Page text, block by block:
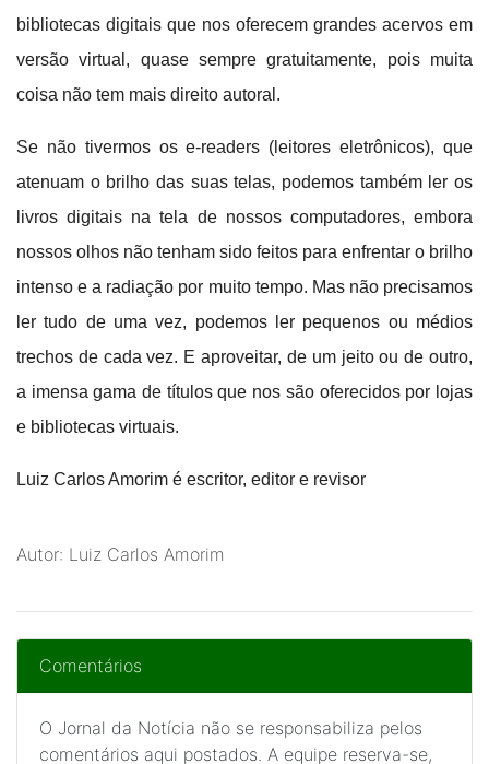
bibliotecas digitais que nos oferecem grandes acervos em
versão virtual, quase sempre gratuitamente, pois muita
coisa não tem mais direito autoral.
Se não tivermos os e-readers (leitores eletrônicos), que
atenuam o brilho das suas telas, podemos também ler os
livros digitais na tela de nossos computadores, embora
nossos olhos não tenham sido feitos para enfrentar o brilho
intenso e a radiação por muito tempo. Mas não precisamos
ler tudo de uma vez, podemos ler pequenos ou médios
trechos de cada vez. E aproveitar, de um jeito ou de outro,
a imensa gama de títulos que nos são oferecidos por lojas
e bibliotecas virtuais.
Luiz Carlos Amorim é escritor, editor e revisor
Autor: Luiz Carlos Amorim
Comentários
O Jornal da Notícia não se responsabiliza pelos
comentários aqui postados. A equipe reserva-se,